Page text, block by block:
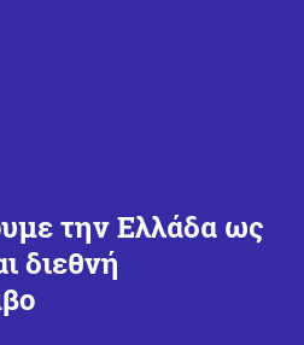
την Ελλάδα ως
διεθνή